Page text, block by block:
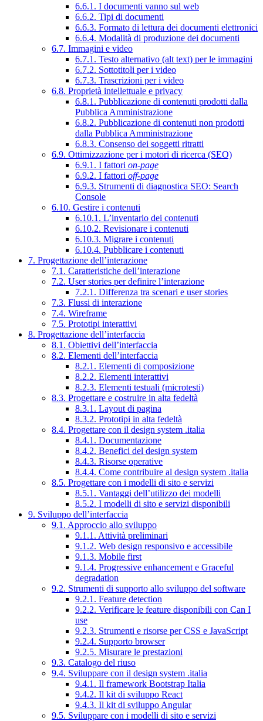
6.6.1. I documenti vanno sul web
6.6.2. Tipi di documenti
6.6.3. Formato di lettura dei documenti elettronici
6.6.4. Modalità di produzione dei documenti
6.7. Immagini e video
6.7.1. Testo alternativo (alt text) per le immagini
6.7.2. Sottotitoli per i video
6.7.3. Trascrizioni per i video
6.8. Proprietà intellettuale e privacy
6.8.1. Pubblicazione di contenuti prodotti dalla
Pubblica Amministrazione
6.8.2. Pubblicazione di contenuti non prodotti
dalla Pubblica Amministrazione
6.8.3. Consenso dei soggetti ritratti
6.9. Ottimizzazione per i motori di ricerca (SEO)
6.9.1. I fattori on-page
6.9.2. I fattori off-page
6.9.3. Strumenti di diagnostica SEO: Search
Console
6.10. Gestire i contenuti
6.10.1. L’inventario dei contenuti
6.10.2. Revisionare i contenuti
6.10.3. Migrare i contenuti
6.10.4. Pubblicare i contenuti
7. Progettazione dell’interazione
7.1. Caratteristiche dell’interazione
7.2. User stories per definire l’interazione
7.2.1. Differenza tra scenari e user stories
7.3. Flussi di interazione
7.4. Wireframe
7.5. Prototipi interattivi
8. Progettazione dell’interfaccia
8.1. Obiettivi dell’interfaccia
8.2. Elementi dell’interfaccia
8.2.1. Elementi di composizione
8.2.2. Elementi interattivi
8.2.3. Elementi testuali (microtesti)
8.3. Progettare e costruire in alta fedeltà
8.3.1. Layout di pagina
8.3.2. Prototipi in alta fedeltà
8.4. Progettare con il design system .italia
8.4.1. Documentazione
8.4.2. Benefici del design system
8.4.3. Risorse operative
8.4.4. Come contribuire al design system .italia
8.5. Progettare con i modelli di sito e servizi
8.5.1. Vantaggi dell’utilizzo dei modelli
8.5.2. I modelli di sito e servizi disponibili
9. Sviluppo dell’interfaccia
9.1. Approccio allo sviluppo
9.1.1. Attività preliminari
9.1.2. Web design responsivo e accessibile
9.1.3. Mobile first
9.1.4. Progressive enhancement e Graceful
degradation
9.2. Strumenti di supporto allo sviluppo del software
9.2.1. Feature detection
9.2.2. Verificare le feature disponibili con Can I
use
9.2.3. Strumenti e risorse per CSS e JavaScript
9.2.4. Supporto browser
9.2.5. Misurare le prestazioni
9.3. Catalogo del riuso
9.4. Sviluppare con il design system .italia
9.4.1. Il framework Bootstrap Italia
9.4.2. Il kit di sviluppo React
9.4.3. Il kit di sviluppo Angular
9.5. Sviluppare con i modelli di sito e servizi